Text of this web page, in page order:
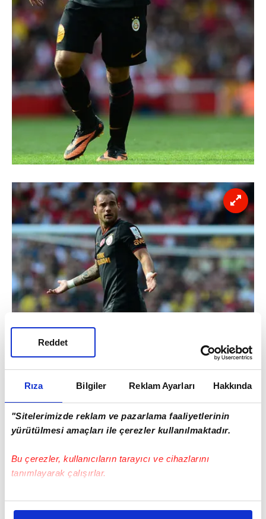
Rıza Bilgiler Reklam Ayarları Hakkında
"Sitelerimizde reklam ve pazarlama faaliyetlerinin
yürütülmesi amaçları ile çerezler kullanılmaktadır.
Bu çerezler, kullanıcıların tarayıcı ve cihazlarını
tanımlayarak çalışırlar.
Bu çerezlere izin vermeniz halinde sizlere özel
Reddet